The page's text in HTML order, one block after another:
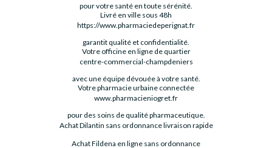
pour votre santé en toute sérénité.
Livré en ville sous 48h
https://www.pharmaciedeperignat.fr
garantit qualité et confidentialité.
Votre officine en ligne de quartier
centre-commercial-champdeniers
avec une équipe dévouée à votre santé.
Votre pharmacie urbaine connectée
www.pharmacieniogret.fr
pour des soins de qualité pharmaceutique.
Achat Dilantin sans ordonnance livraison rapide
Achat Fildena en ligne sans ordonnance